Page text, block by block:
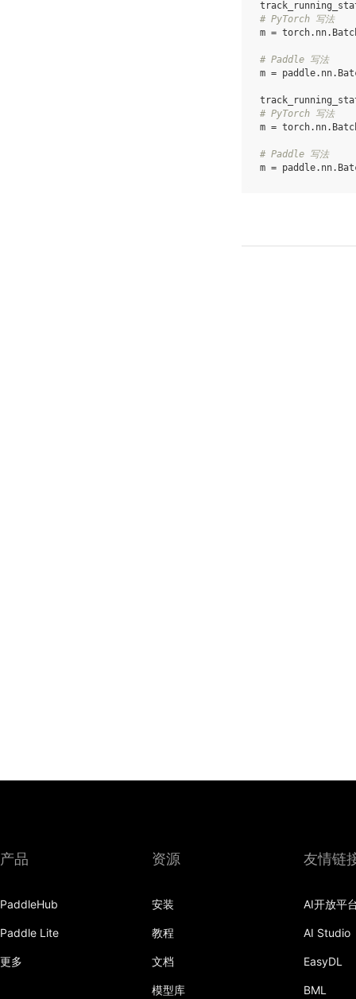
# PyTorch 写法
m = torch. nn.
# Paddle 写法
m = paddle. nn.
# PyTorch 写法
m = torch. nn.
# Paddle 写法
m = paddle. nn.
产品
PaddleHub
Paddle Lite
更多
资源
安装
教程
文档
模型库
友情链
AI开放平
AI Studio
EasyDL
BML